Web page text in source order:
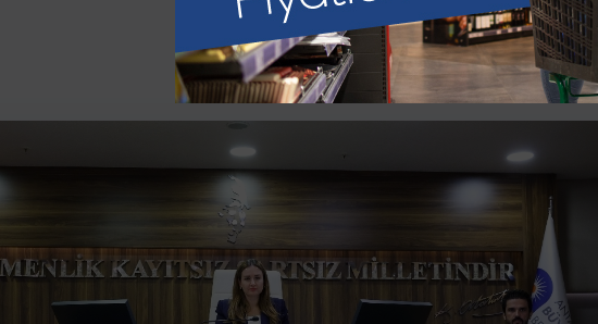
SPOR HABERLERİ
ANA SAYFA SPOR